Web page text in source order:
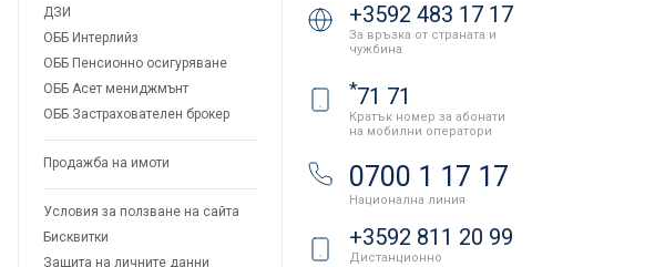
ДЗИ
ОББ Интерлийз
ОББ Пенсионно осигуряване
ОББ Асет мениджмънт
ОББ Застрахователен брокер
Продажба на имоти
Условия за ползване на сайта
Бисквитки
Защита на личните данни
+3592 483 17 17
За връзка от страната и
чужбина
*71 71
Кратък номер за абонати
на мобилни оператори
0700 1 17 17
Национална линия
+3592 811 20 99
Дистанционно